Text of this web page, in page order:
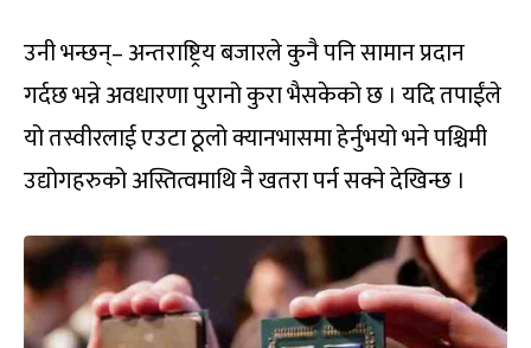
उनी भन्छन्– अन्तराष्ट्रिय बजारले कुनै पनि सामान प्रदान
गर्दछ भन्ने अवधारणा पुरानो कुरा भैसकेको छ । यदि तपाईंले
यो तस्वीरलाई एउटा ठूलो क्यानभासमा हेर्नुभयो भने पश्चिमी
उद्योगहरुको अस्तित्वमाथि नै खतरा पर्न सक्ने देखिन्छ ।